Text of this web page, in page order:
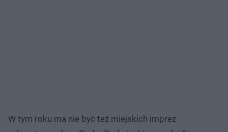
W tym roku ma nie być też miejskich imprez